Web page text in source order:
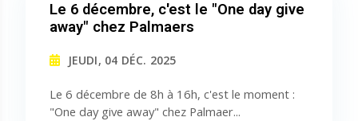
Le 6 décembre, c'est le "One day give
away" chez Palmaers
JEUDI, 04 DÉC. 2025
Le 6 décembre de 8h à 16h, c'est le moment :
"One day give away" chez Palmaer...